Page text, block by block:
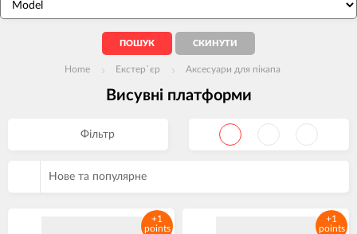
Home Екстер`єр Аксесуари для пікапа
Висувні платформи
Фільтр
Нове та популярне
+1
points
+1
points